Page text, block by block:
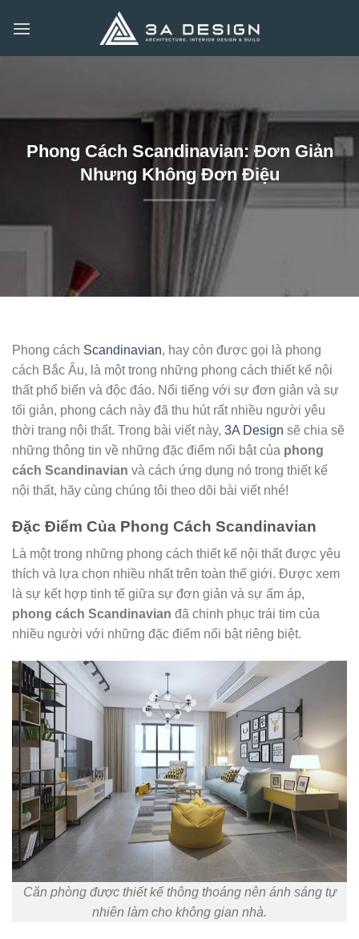
qua
Phong Cách Scandinavian: Đơn Giản
Nhưng Không Đơn Điệu
Phong cách Scandinavian, hay còn được gọi là phong
cách Bắc Âu, là một trong những phong cách thiết kế nội
thất phổ biến và độc đáo. Nổi tiếng với sự đơn giản và sự
tối giản, phong cách này đã thu hút rất nhiều người yêu
thời trang nội thất. Trong bài viết này, 3A Design sẽ chia sẽ
những thông tin về những đặc điểm nổi bật của phong
cách Scandinavian và cách ứng dụng nó trong thiết kế
nội thất, hãy cùng chúng tôi theo dõi bài viết nhé!
Đặc Điểm Của Phong Cách Scandinavian
Là một trong những phong cách thiết kế nội thất được yêu
thích và lựa chọn nhiều nhất trên toàn thế giới. Được xem
là sự kết hợp tinh tế giữa sự đơn giản và sự ấm áp,
phong cách Scandinavian đã chinh phục trái tim của
nhiều người với những đặc điểm nổi bật riêng biệt.
Căn phòng được thiết kế thông thoáng nên ánh sáng tự
nhiên làm cho không gian nhà.